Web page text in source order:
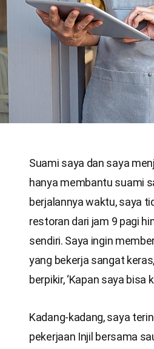
Suami saya dan saya
hanya membantu suami
berjalannya waktu, saya
restoran dari jam 9 pagi
sendiri. Saya ingin
yang bekerja sangat
berpikir, ‘Kapan saya bisa
Kadang-kadang, saya
pekerjaan Injil bersama